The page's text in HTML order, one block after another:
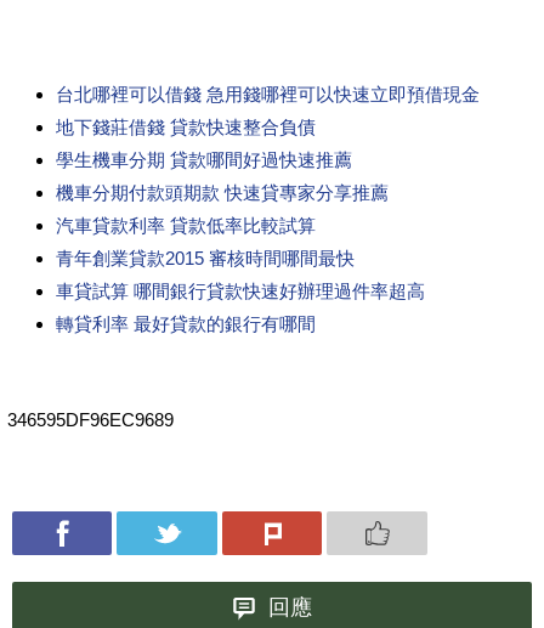
台北哪裡可以借錢 急用錢哪裡可以快速立即預借現金
地下錢莊借錢 貸款快速整合負債
學生機車分期 貸款哪間好過快速推薦
機車分期付款頭期款 快速貸專家分享推薦
汽車貸款利率 貸款低率比較試算
青年創業貸款2015 審核時間哪間最快
車貸試算 哪間銀行貸款快速好辦理過件率超高
轉貸利率 最好貸款的銀行有哪間
346595DF96EC9689
回應